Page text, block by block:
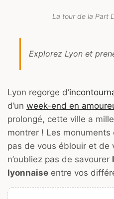
La tour de la Part
Explorez Lyon et
Lyon regorge d’
d’un week-end en
prolongé, cette ville a
montrer ! Les
pas de vous éblouir et de
n’oubliez pas de savourer
lyonnaise entre vos